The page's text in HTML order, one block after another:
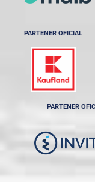
PARTENER OFICIAL
PARTENER